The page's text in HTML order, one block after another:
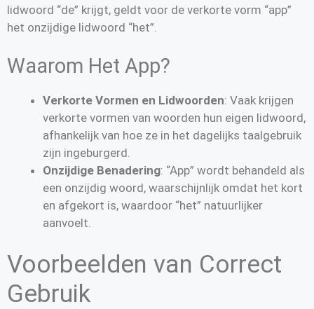
lidwoord “de” krijgt, geldt voor de verkorte vorm “app”
het onzijdige lidwoord “het”.
Waarom Het App?
Verkorte Vormen en Lidwoorden: Vaak krijgen
verkorte vormen van woorden hun eigen lidwoord,
afhankelijk van hoe ze in het dagelijks taalgebruik
zijn ingeburgerd.
Onzijdige Benadering: “App” wordt behandeld als
een onzijdig woord, waarschijnlijk omdat het kort
en afgekort is, waardoor “het” natuurlijker
aanvoelt.
Voorbeelden van Correct
Gebruik